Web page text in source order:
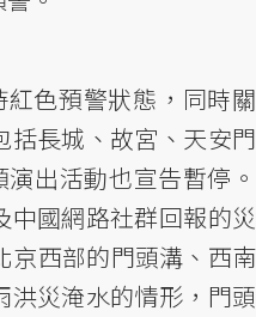
色預警狀態，同時關
括長城、故宮、天安門
出活動也宣告暫停。
國網路社群回報的災
京西部的門頭溝、西南
洪災淹水的情形，門頭